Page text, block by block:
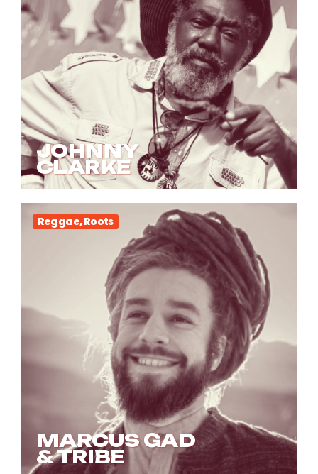
JOHNNY
CLARKE
Reggae, Roots
MARCUS GAD
& TRIBE